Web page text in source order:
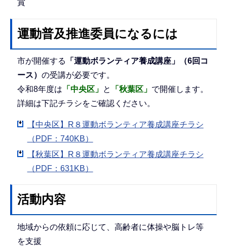
賞
運動普及推進委員になるには
市が開催する 「運動ボランティア養成講座」（6回コ
ース） の受講が必要です。
令和8年度は 「中央区」 と 「秋葉区」 で開催します。
詳細は下記チラシをご確認ください。
【中央区】R８運動ボランティア養成講座チラシ
（PDF：740KB）
【秋葉区】R８運動ボランティア養成講座チラシ
（PDF：631KB）
活動内容
地域からの依頼に応じて、高齢者に体操や脳トレ等
を支援